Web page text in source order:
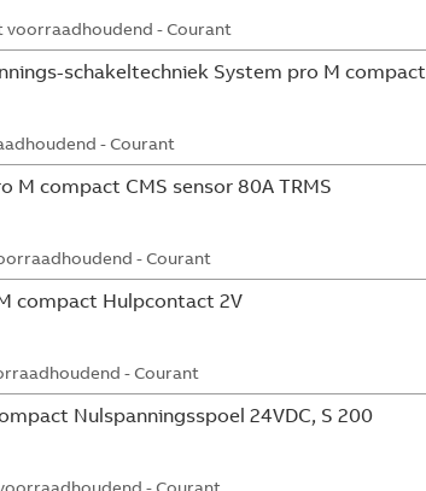
voorraadhoudend - Courant
schakeltechniek System pro M compact
- Courant
compact CMS sensor 80A TRMS
- Courant
compact Hulpcontact 2V
- Courant
Nulspanningsspoel 24VDC, S 200